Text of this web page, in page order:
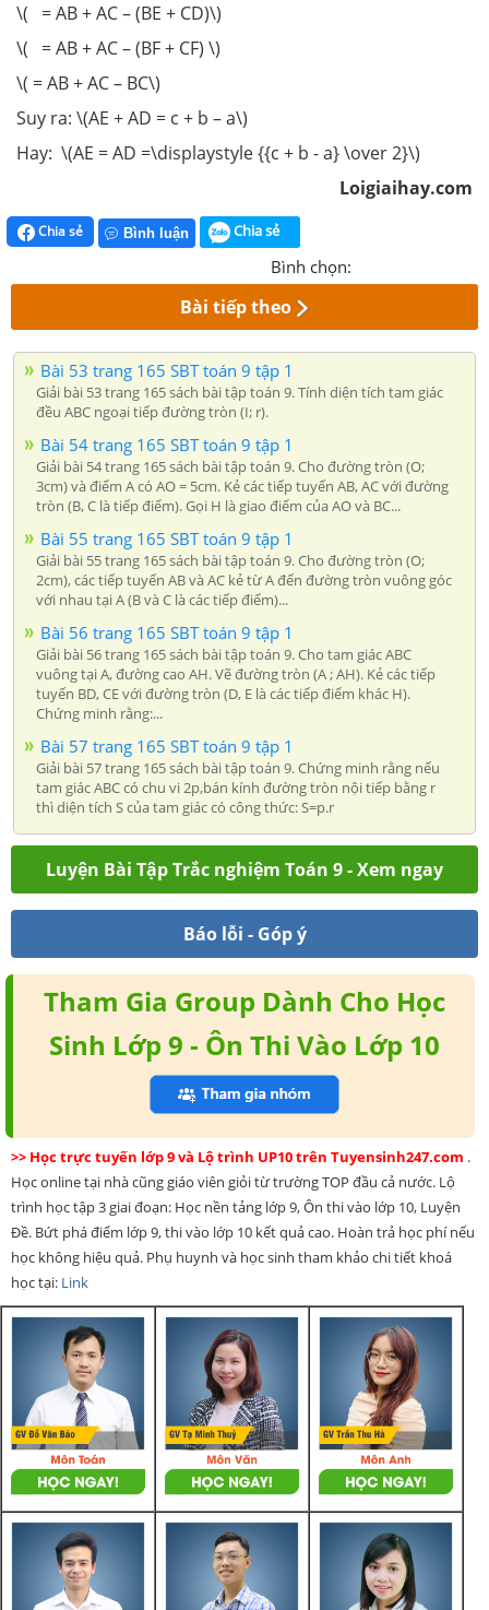
\( = AB + AC – (BE + CD)\)
\( = AB + AC – (BF + CF) \)
\( = AB + AC – BC\)
Suy ra: \(AE + AD = c + b – a\)
Hay: \(AE = AD =\displaystyle {{c + b - a} \over 2}\)
Loigiaihay.com
Chia sẻ Bình luận Chia sẻ
Bình chọn:
Bài tiếp theo
Bài 53 trang 165 SBT toán 9 tập 1
Giải bài 53 trang 165 sách bài tập toán 9. Tính diện tích tam giác
đều ABC ngoại tiếp đường tròn (I; r).
Bài 54 trang 165 SBT toán 9 tập 1
Giải bài 54 trang 165 sách bài tập toán 9. Cho đường tròn (O;
3cm) và điểm A có AO = 5cm. Kẻ các tiếp tuyến AB, AC với đường
tròn (B, C là tiếp điểm). Gọi H là giao điểm của AO và BC...
Bài 55 trang 165 SBT toán 9 tập 1
Giải bài 55 trang 165 sách bài tập toán 9. Cho đường tròn (O;
2cm), các tiếp tuyến AB và AC kẻ từ A đến đường tròn vuông góc
với nhau tại A (B và C là các tiếp điểm)...
Bài 56 trang 165 SBT toán 9 tập 1
Giải bài 56 trang 165 sách bài tập toán 9. Cho tam giác ABC
vuông tại A, đường cao AH. Vẽ đường tròn (A ; AH). Kẻ các tiếp
tuyến BD, CE với đường tròn (D, E là các tiếp điểm khác H).
Chứng minh rằng:...
Bài 57 trang 165 SBT toán 9 tập 1
Giải bài 57 trang 165 sách bài tập toán 9. Chứng minh rằng nếu
tam giác ABC có chu vi 2p,bán kính đường tròn nội tiếp bằng r
thì diện tích S của tam giác có công thức: S=p.r
Luyện Bài Tập Trắc nghiệm Toán 9 - Xem ngay
Báo lỗi - Góp ý
Tham Gia Group Dành Cho Học
Sinh Lớp 9 - Ôn Thi Vào Lớp 10
>> Học trực tuyến lớp 9 và Lộ trình UP10 trên Tuyensinh247.com .
Học online tại nhà cũng giáo viên giỏi từ trường TOP đầu cả nước. Lộ
trình học tập 3 giai đoạn: Học nền tảng lớp 9, Ôn thi vào lớp 10, Luyện
Đề. Bứt phá điểm lớp 9, thi vào lớp 10 kết quả cao. Hoàn trả học phí nếu
học không hiệu quả. Phụ huynh và học sinh tham khảo chi tiết khoá
học tại: Link